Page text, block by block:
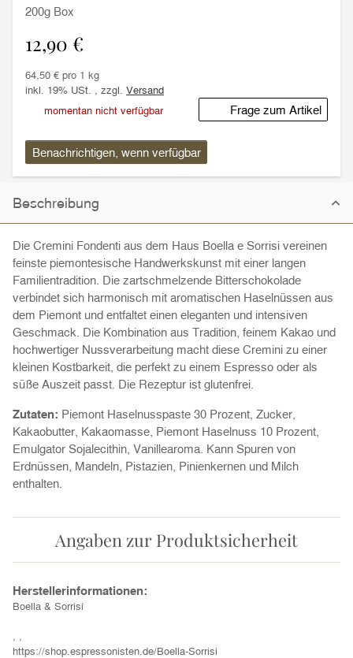
200g Box
12,90 €
64,50 € pro 1 kg
inkl. 19% USt. , zzgl. Versand
momentan nicht verfügbar
Frage zum Artikel
Benachrichtigen, wenn verfügbar
Beschreibung
Die Cremini Fondenti aus dem Haus Boella e Sorrisi vereinen
feinste piemontesische Handwerkskunst mit einer langen
Familientradition. Die zartschmelzende Bitterschokolade
verbindet sich harmonisch mit aromatischen Haselnüssen aus
dem Piemont und entfaltet einen eleganten und intensiven
Geschmack. Die Kombination aus Tradition, feinem Kakao und
hochwertiger Nussverarbeitung macht diese Cremini zu einer
kleinen Kostbarkeit, die perfekt zu einem Espresso oder als
süße Auszeit passt. Die Rezeptur ist glutenfrei.
Zutaten: Piemont Haselnusspaste 30 Prozent, Zucker,
Kakaobutter, Kakaomasse, Piemont Haselnuss 10 Prozent,
Emulgator Sojalecithin, Vanillearoma. Kann Spuren von
Erdnüssen, Mandeln, Pistazien, Pinienkernen und Milch
enthalten.
Angaben zur Produktsicherheit
Herstellerinformationen:
Boella & Sorrisi
, ,
https://shop.espressonisten.de/Boella-Sorrisi